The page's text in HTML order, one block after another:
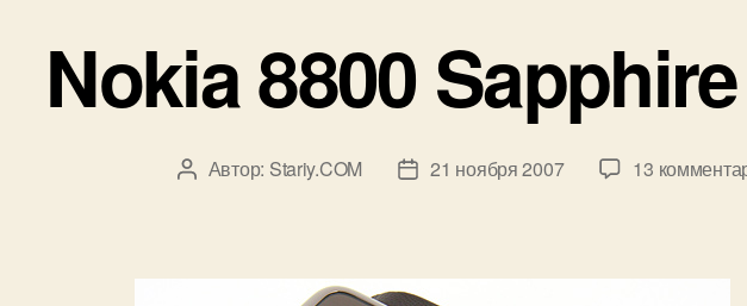
Nokia 8800
Автор
Автор: Stariy.COM
Дата21 ноября 2007 13